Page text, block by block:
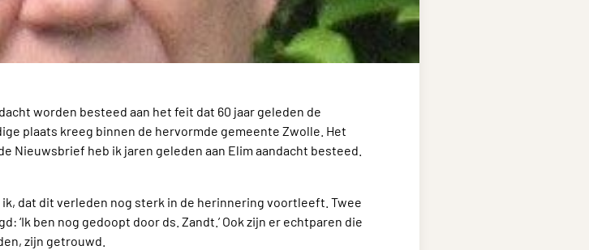
worden besteed aan het feit dat 60 jaar geleden de
plaats kreeg binnen de hervormde gemeente Zwolle. Het
Nieuwsbrief heb ik jaren geleden aan Elim aandacht besteed.
dat dit verleden nog sterk in de herinnering voortleeft. Twee
‘Ik ben nog gedoopt door ds. Zandt.’ Ook zijn er echtparen die
zijn getrouwd.